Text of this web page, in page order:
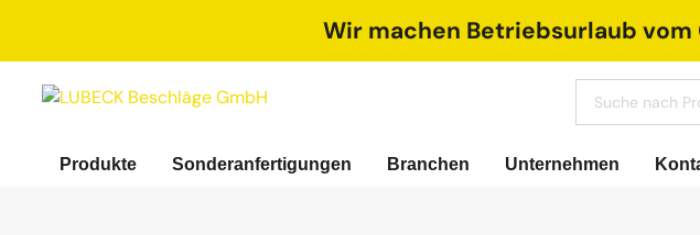
Zur Hauptnavigation springenWir machen Betriebsurlaub vom
Produkte Sonderanfertigungen Branchen Unternehmen